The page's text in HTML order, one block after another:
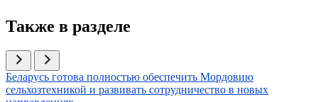
Также в разделе
Иллюстрация новости
Беларусь готова полностью обеспечить Мордовию
сельхозтехникой и развивать сотрудничество в новых